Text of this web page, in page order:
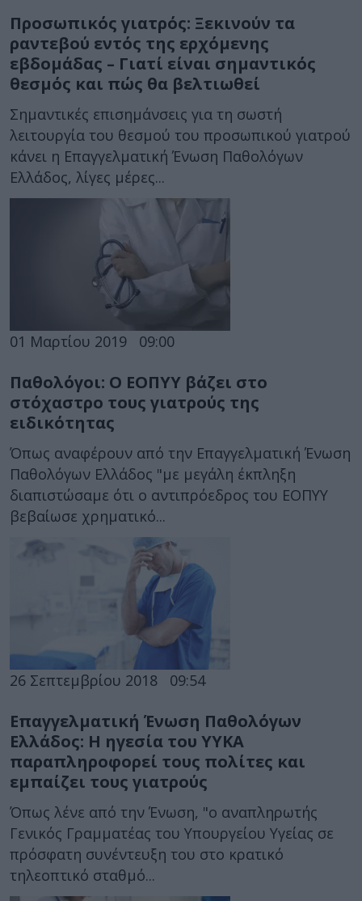
Προσωπικός γιατρός: Ξεκινούν τα
ραντεβού εντός της ερχόμενης
εβδομάδας – Γιατί είναι σημαντικός
θεσμός και πώς θα βελτιωθεί
Σημαντικές επισημάνσεις για τη σωστή
λειτουργία του θεσμού του προσωπικού γιατρού
κάνει η Επαγγελματική Ένωση Παθολόγων
Ελλάδος, λίγες μέρες...
01 Μαρτίου 2019 09:00
Παθολόγοι: Ο ΕΟΠΥΥ βάζει στο
στόχαστρο τους γιατρούς της
ειδικότητας
Όπως αναφέρουν από την Επαγγελματική Ένωση
Παθολόγων Ελλάδος "με μεγάλη έκπληξη
διαπιστώσαμε ότι ο αντιπρόεδρος του ΕΟΠΥΥ
βεβαίωσε χρηματικό...
26 Σεπτεμβρίου 2018 09:54
Επαγγελματική Ένωση Παθολόγων
Ελλάδος: Η ηγεσία του ΥΥΚΑ
παραπληροφορεί τους πολίτες και
εμπαίζει τους γιατρούς
Όπως λένε από την Ένωση, "ο αναπληρωτής
Γενικός Γραμματέας του Υπουργείου Υγείας σε
πρόσφατη συνέντευξη του στο κρατικό
τηλεοπτικό σταθμό...